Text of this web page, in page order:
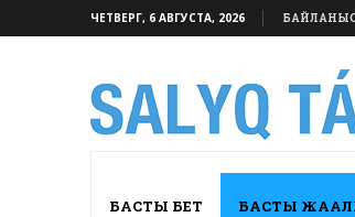
ЧЕТВЕРГ, 6 АВГУСТА, 2026
БАСТЫ БЕТ БАСТЫ